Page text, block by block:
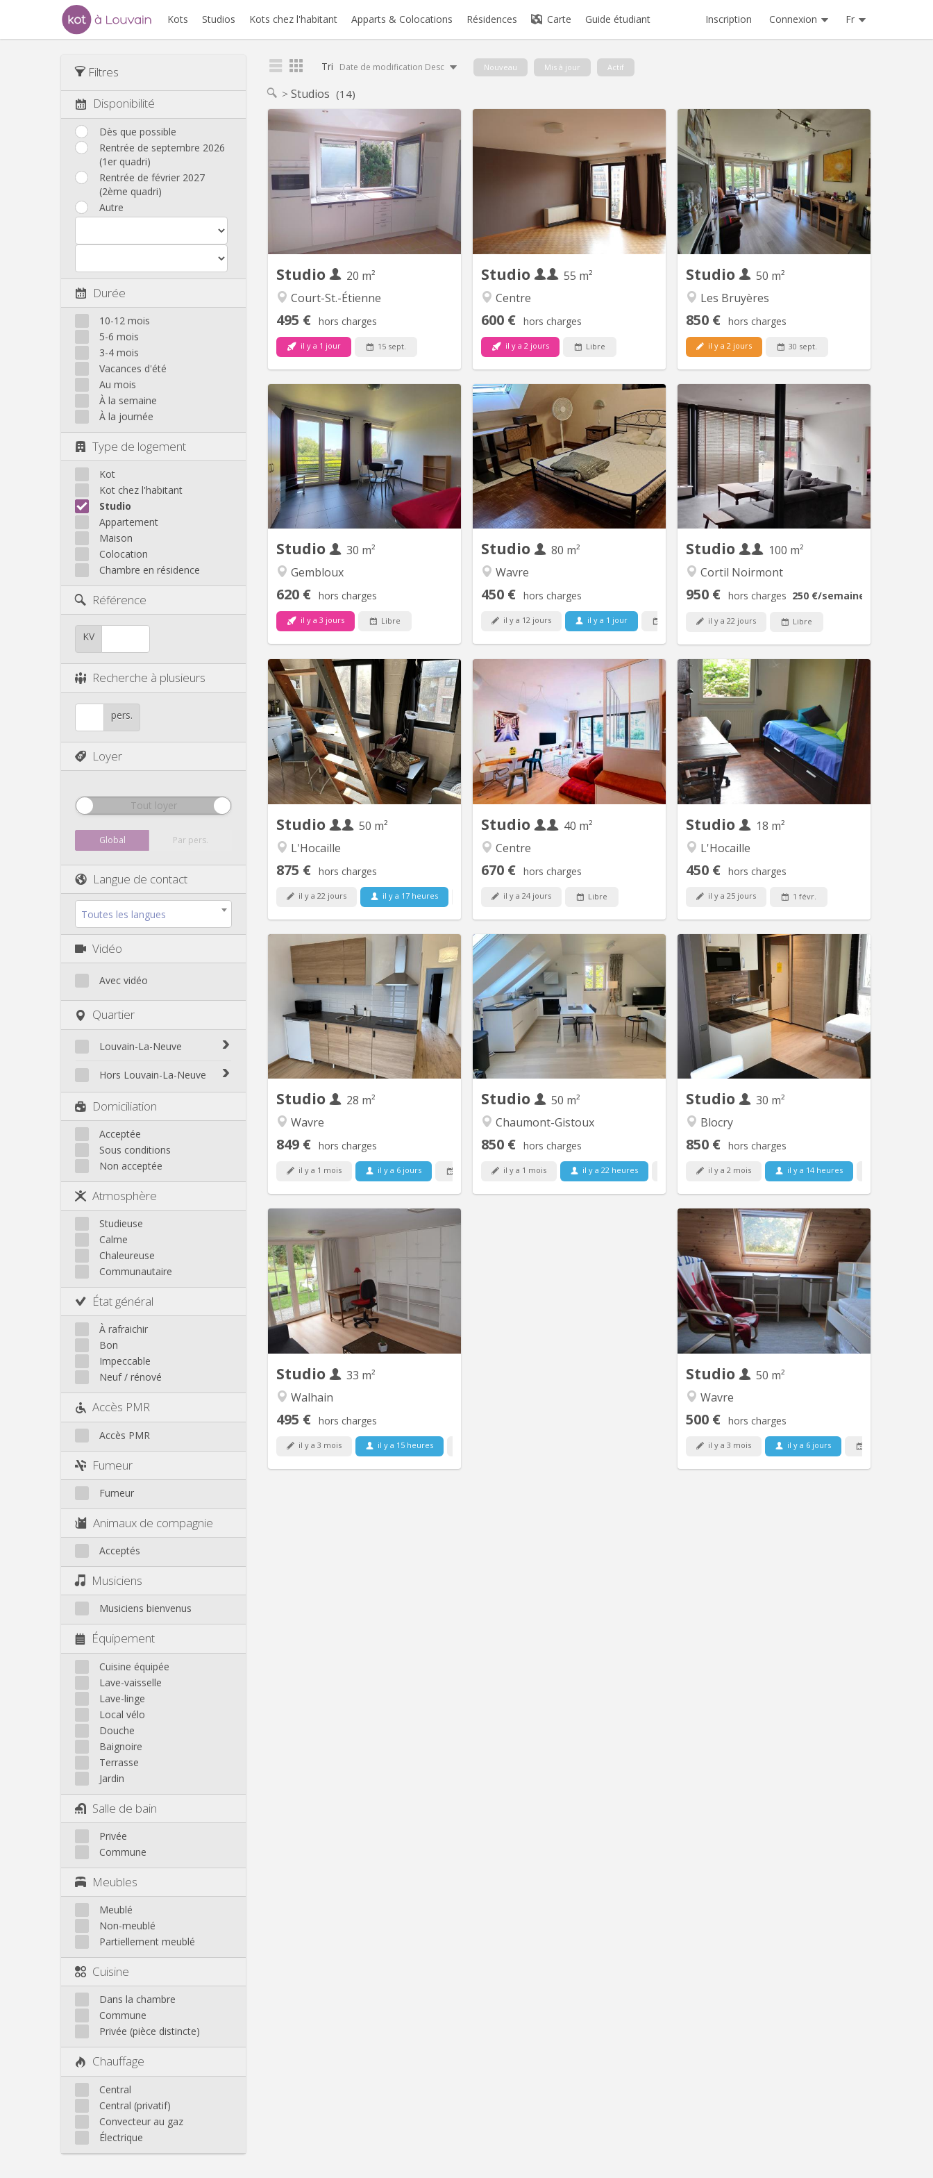
Kots Studios Kots chez l'habitant Apparts & Colocations Résidences Carte Guide étudiant Inscription Connexion Fr
Filtres
Disponibilité
Dès que possible
Rentrée de septembre 2026
(1er quadri)
Rentrée de février 2027
(2ème quadri)
Autre
Durée
10-12 mois
5-6 mois
3-4 mois
Vacances d'été
Au mois
À la semaine
À la journée
Type de logement
Kot
Kot chez l'habitant
Studio
Appartement
Maison
Colocation
Chambre en résidence
Référence
KV
Recherche à plusieurs
pers.
Loyer
Tout loyer
Global Par pers.
Langue de contact
Toutes les langues
Vidéo
Avec vidéo
Quartier
Louvain-La-Neuve
Biéreau
Centre
L'Hocaille
La Baraque
Lauzelle
Les Bruyères
Hors Louvain-La-Neuve
Genappe
Mont-Saint-Guibert
Nivelles
Ottignies
Rixensart
Walhain
Wavre
Autre
Domiciliation
Acceptée
Sous conditions
Non acceptée
Atmosphère
Studieuse
Calme
Chaleureuse
Communautaire
État général
À rafraichir
Bon
Impeccable
Neuf / rénové
Accès PMR
Accès PMR
Fumeur
Fumeur
Animaux de compagnie
Acceptés
Musiciens
Musiciens bienvenus
Équipement
Cuisine équipée
Lave-vaisselle
Lave-linge
Local vélo
Douche
Baignoire
Terrasse
Jardin
Salle de bain
Privée
Commune
Meubles
Meublé
Non-meublé
Partiellement meublé
Cuisine
Dans la chambre
Commune
Privée (pièce distincte)
Chauffage
Central
Central (privatif)
Convecteur au gaz
Électrique
Tri Date de modification Desc Nouveau Mis à jour Actif
Studios (14)
Studio
20 m²
Court-St.-Étienne
495 € hors charges
il y a 1 jour 15 sept.
KV 1614
Pour 1 ÉTUDIANT(E) sur Louvain-la-
Neuve Beau studio meublé
complètement privatif de 20M2 à louer
pour l’année académique 2026-2027
Parfait état 495 euros par mois Forfait
pour les charges 100 euros par mois =
595 euros TOUT COMPRIS (électricité,
chauffage, eau, internet) Pas de
Studio
55 m²
Centre
600 € hors charges
il y a 2 jours Libre
Très grand sturdio de 55 m2 avec
cuisines équipée privativve, salle de
bain privative, balcon, video
parlophone
Studio
50 m²
Les Bruyères
850 € hors charges
il y a 2 jours 30 sept.
Bonjour, Je sous-loue mon studio-
appartement meublé (1 chambre) situé
aux Bruyères pour une durée de 11
mois, de fin septembre 2026 à fin août
2027, ou 11 mois à convenir ensemble.
Le logement est destiné à un étudiant
en master ou à un jeune travailleur
(pas de couple svp). Il se trouve dans
Studio
30 m²
Gembloux
620 € hors charges
il y a 3 jours Libre
Situé à Gembloux (Lonzée) à 20
minutes, en voiture, de Louvain la
Neuve. Joli petit Studio à louer.
Lumineux. Idéal pour personne seule
ou étudiant-e-Composé d'une pièce de
vie avec cuisine équipée (frigo et partie
congélateur, four, 4 taques
vitrocéramiques, lave-vaisselle) , une
Studio
80 m²
Wavre
450 € hors charges
il y a 12 jours il y a 1 jour
studio de trois pièces, la propriétaire
habite au rez et ne monte jamais sauf
pour aller dans le dressing au premier
étage ; le studio est au deuxième
étage, l'escalier est fort abrupt, grande
chambre lit deux personnes, tv, wifi,
bureau, garde robe, sdb et de l'autre
côté du couloir : pièce...
Studio
100 m²
Cortil Noirmont
950 € hors charges 250 €/semaine
il y a 22 jours Libre
KV 1877
Appartement 1 chambre proche de
Louvain la neuve. 950€ toutes charges
comprises. Pas de domiciliation
possible.
Studio
50 m²
L'Hocaille
875 € hors charges
il y a 22 jours il y a 17 heures 1 sept.
KV 1083
flat duplex meublé. pièce de séjour,
kitchenette équipée, sdb, 2 coins à
dormir dont un en mezzanine Visites
sur rdv ( )
Studio
40 m²
Centre
670 € hors charges
il y a 24 jours Libre
KV 2253
Located at 838 Chaussée de Waterloo,
in a modern building from 2021, this
superb furnished studio of
approximately 40 m² is on the 2nd
floor and offers a beautiful
unobstructed view, plenty of natural
light, and a quiet atmosphere. The
layout includes an entrance hall with
Studio
18 m²
L'Hocaille
450 € hors charges
il y a 25 jours 1 févr.
KV 256
special for non belgian - ERASMUS /
exchange program students
(preferably at master level or 3rd Bac).
Situation: Hocaille area, 5 minutes
from the Grand’ place and 8 from the
railroad station and the shopping
center. // Between the swimming pool
and the LLN Lake and the St François
Studio
28 m²
Wavre
849 € hors charges
il y a 1 mois il y a 6 jours
KV 1885
Pour étudiant(e), studio indépendant
meublé dans un quartier très calme de
Wavre pour une personne. Première
occupation, Etat neuf (nouvelle
construction 09/2024). PEB A.
Superficie : 28 m², avec - entrée
indépendante - séjour avec cuisine
intégrée (évier, taques de cuisson,
Studio
50 m²
Chaumont-Gistoux
850 € hors charges
il y a 1 mois il y a 22 heures 1 sept.
KV 1939
Superbe studio de standing à 6 km de
l'université de Louvain-La-Neuve.
Meublé ou pas. Avec entrée séparée et
toute l'intimité voulue. Petit jardinet.
Cuisine full équipée neuve. Belle salle-
de-bain état neuf. Libre Septembre Pas
de domiciliation possible. Pas
Studio
30 m²
Blocry
850 € hors charges
il y a 2 mois il y a 14 heures
KV 1222
EXCEPTIONNEL STUDIO avec une vue
sur le lac (très rare). Calme tout en
étant à 5 min du centre. A ne pas
manquer. Nouveaux châssis. Superbes
finitions.
Studio
33 m²
Walhain
495 € hors charges
il y a 3 mois il y a 15 heures
KV 896
LOCATION POSSIBLE DU 1ER JUILLET
2026 AU 31 AOUT 2026
UNIQUEMENT. (ANNEE ACADEMIQUE
2026-27 non disponible deja louee).
Pour une année académique 2026-
2027. À louer Studio 33m2 lumineux,
calme, meublé en rez-de-jardin dans la
maison du propriétaire avec un grand
Studio
50 m²
Wavre
500 € hors charges
il y a 3 mois il y a 6 jours
KV 1747
petit studio pour personne seule calme
et respectueuse un chambre - bureau
salon pièce à vivre - douche séparée -
cuisine indépendante - toilette wifi PAS
DE DOMICILIATION